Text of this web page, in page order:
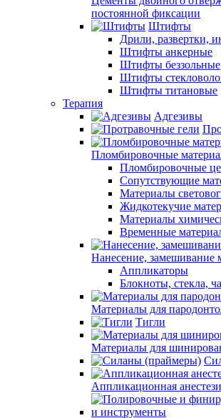
постоянной фиксации
Штифты
Дрили, развертки,
Штифты анкерные
Штифты беззольные
Штифты
Штифты титановые
Терапия
Адгезивы
Пломбировочные
Пломбировочные
Сопутствующие
Материалы
Жидкотекучие
Материалы
Временные
Нанесение, замешивание
Аппликаторы
Блокноты, стекла,
Материалы для
Тигли
Материалы для
Аппликационная